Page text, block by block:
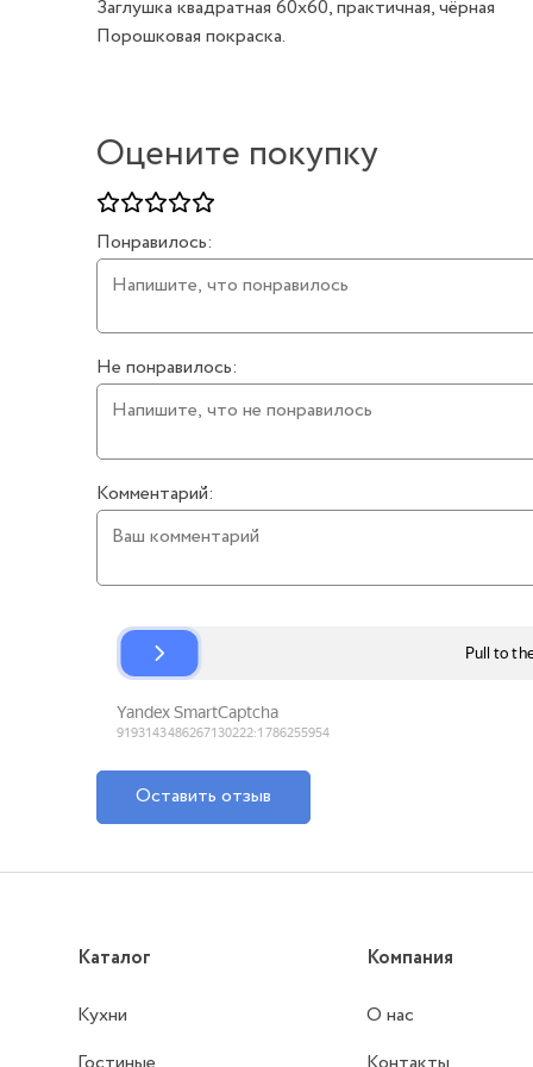
Заглушка квадратная 60х60, практичная, чёрная
Порошковая покраска.
Оцените покупку
Понравилось:
Не понравилось:
Комментарий:
Оставить отзыв
Каталог
Кухни
Компания
О нас